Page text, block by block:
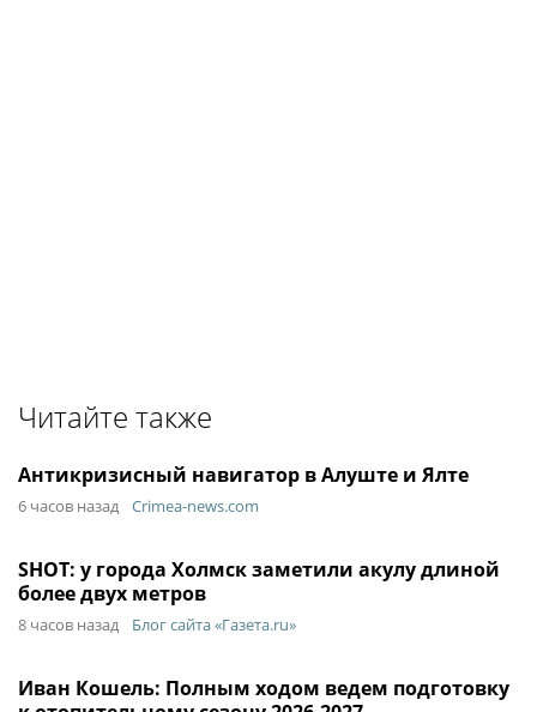
Читайте также
Антикризисный навигатор в Алуште и Ялте
6 часов назад Crimea-news.com
SHOT: у города Холмск заметили акулу длиной
более двух метров
8 часов назад Блог сайта «Газета.ru»
Иван Кошель: Полным ходом ведем подготовку